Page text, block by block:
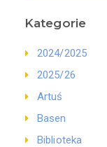
Kategorie
2024/2025
2025/26
Artuś
Basen
Biblioteka